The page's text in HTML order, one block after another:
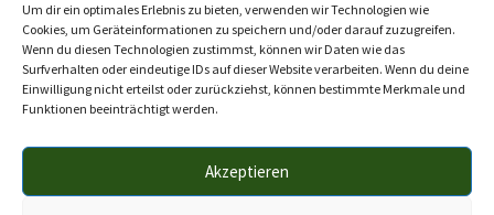
Um dir ein optimales Erlebnis zu bieten, verwenden wir Technologien wie
Cookies, um Geräteinformationen zu speichern und/oder darauf zuzugreifen.
Wenn du diesen Technologien zustimmst, können wir Daten wie das
Surfverhalten oder eindeutige IDs auf dieser Website verarbeiten. Wenn du deine
Einwilligung nicht erteilst oder zurückziehst, können bestimmte Merkmale und
Funktionen beeinträchtigt werden.
Akzeptieren
Datenschutz